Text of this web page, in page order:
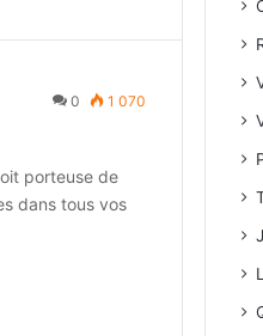
0 1 070
porteuse de
dans tous vos